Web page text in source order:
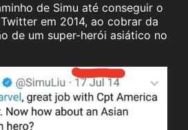
de Simu até conseguir o
em 2014, ao cobrar da
de um super-herói asiático no